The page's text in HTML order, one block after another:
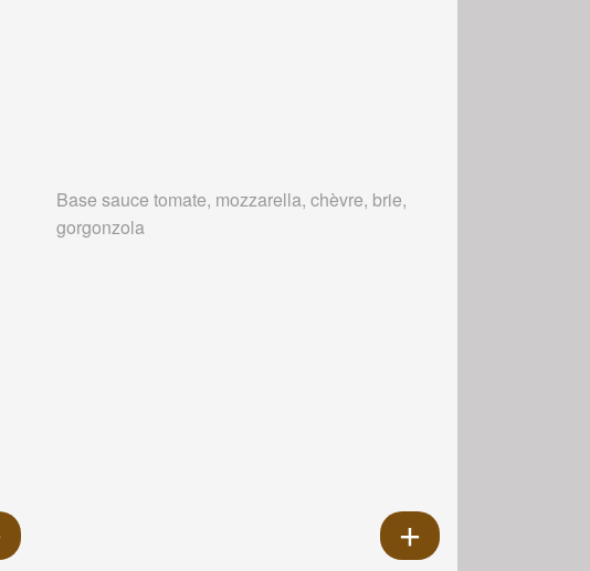
Base sauce tomate, mozzarella, chèvre, brie,
gorgonzola